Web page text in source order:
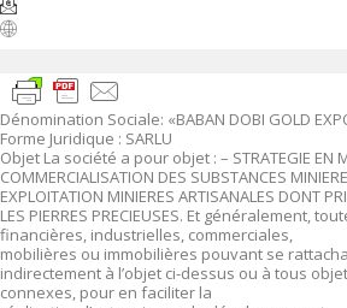
Dénomination Sociale: «BABAN DOBI GOLD
Forme Juridique : SARLU
Objet La société a pour objet : – STRATEGIE EN
COMMERCIALISATION DES SUBSTANCES
EXPLOITATION MINIERES ARTISANALES DONT
LES PIERRES PRECIEUSES. Et généralement,
financières, industrielles, commerciales,
mobilières ou immobilières pouvant se
indirectement à l’objet ci-dessus ou à tous
connexes, pour en faciliter la